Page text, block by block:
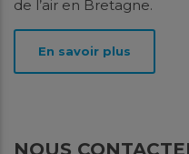
(NH3) a déjà été mise en...
de l’air en Bretagne.
En savoir plus
NOUS